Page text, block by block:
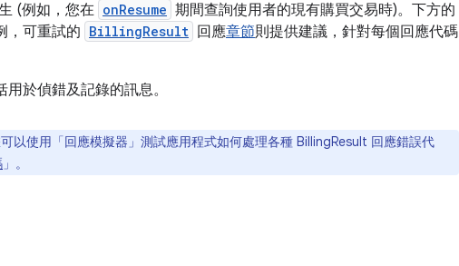
(例如，您在 onResume 期間查詢使用者的現有購買交易時)。下方的
，可重試的 BillingResult 回應章節則提供建議，針對每個回應代碼
於偵錯及記錄的訊息。
以使用「回應模擬器」測試應用程式如何處理各種 BillingResult 回應錯誤代
」。